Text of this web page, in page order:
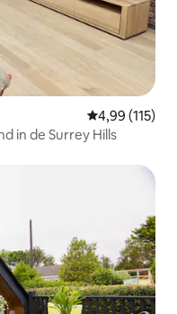
Gemiddelde
4,99 (115)
in de Surrey Hills